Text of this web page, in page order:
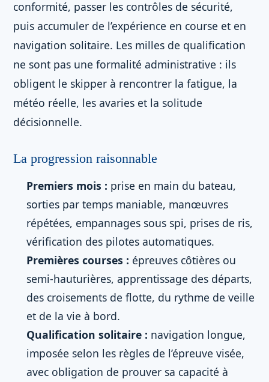
conformité, passer les contrôles de sécurité,
puis accumuler de l’expérience en course et en
navigation solitaire. Les milles de qualification
ne sont pas une formalité administrative : ils
obligent le skipper à rencontrer la fatigue, la
météo réelle, les avaries et la solitude
décisionnelle.
La progression raisonnable
Premiers mois : prise en main du bateau,
sorties par temps maniable, manœuvres
répétées, empannages sous spi, prises de ris,
vérification des pilotes automatiques.
Premières courses : épreuves côtières ou
semi-hauturières, apprentissage des départs,
des croisements de flotte, du rythme de veille
et de la vie à bord.
Qualification solitaire : navigation longue,
imposée selon les règles de l’épreuve visée,
avec obligation de prouver sa capacité à